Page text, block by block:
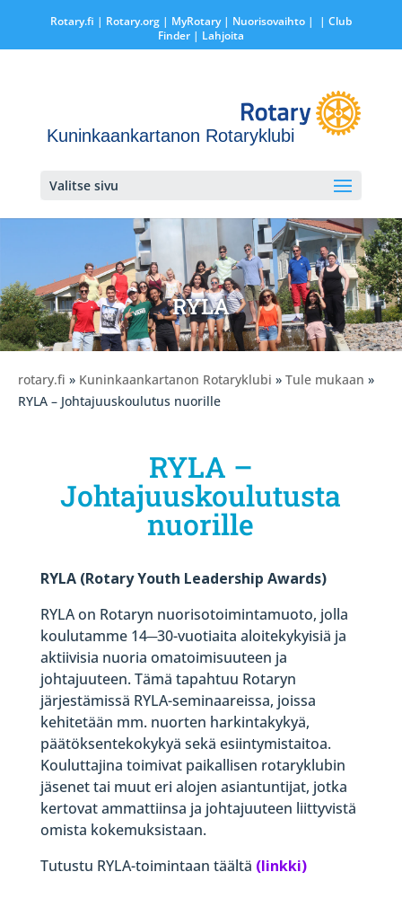
Rotary.fi | Rotary.org| MyRotary | Nuorisovaihto|
| Club
Finder| Lahjoita
Kuninkaankartanon Rotaryklubi
Valitse sivu
RYLA
rotary.fi » Kuninkaankartanon Rotaryklubi » Tule mukaan »
RYLA – Johtajuuskoulutus nuorille
RYLA –
Johtajuuskoulutusta
nuorille
RYLA (Rotary Youth Leadership Awards)
RYLA on Rotaryn nuorisotoimintamuoto, jolla
koulutamme 14─30-vuotiaita aloitekykyisiä ja
aktiivisia nuoria omatoimisuuteen ja
johtajuuteen. Tämä tapahtuu Rotaryn
järjestämissä RYLA-seminaareissa, joissa
kehitetään mm. nuorten harkintakykyä,
päätöksentekokykyä sekä esiintymistaitoa.
Kouluttajina toimivat paikallisen rotaryklubin
jäsenet tai muut eri alojen asiantuntijat, jotka
kertovat ammattiinsa ja johtajuuteen liittyvistä
omista kokemuksistaan.
Tutustu RYLA-toimintaan täältä (linkki)